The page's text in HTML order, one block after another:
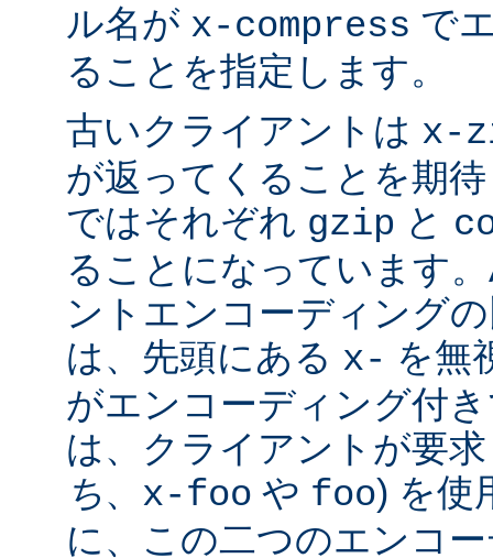
ル名が x-compress で
ることを指定します。
古いクライアントは x-
が返ってくることを期
ではそれぞれ gzip と
ることになっています
ントエンコーディング
は、先頭にある x- を無
がエンコーディング付
は、クライアントが要
ち、 x-foo や foo) を使
に、この二つのエンコ